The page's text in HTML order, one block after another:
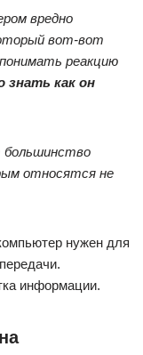
вредно
вот-вот
реакцию
знать как он
большинство
относятся не
нужен для
информации.